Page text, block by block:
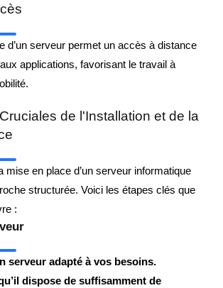
d’un serveur permet un accès à distance
applications, favorisant le travail à
de l'Installation et de la
mise en place d’un serveur informatique
structurée. Voici les étapes clés que
:
serveur adapté à vos besoins.
dispose de suffisamment de